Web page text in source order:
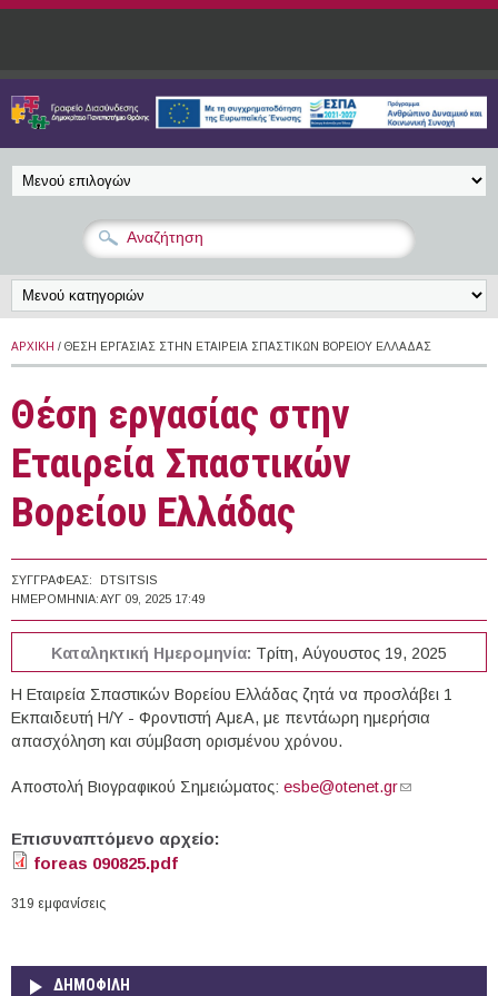
Παράκαμψη προς το κυρίως περιεχόμενο
ΑΡΧΙΚΉ / ΘΈΣΗ ΕΡΓΑΣΊΑΣ ΣΤΗΝ ΕΤΑΙΡΕΊΑ ΣΠΑΣΤΙΚΏΝ ΒΟΡΕΊΟΥ ΕΛΛΆΔΑΣ
Θέση εργασίας στην
Εταιρεία Σπαστικών
Βορείου Ελλάδας
ΣΥΓΓΡΑΦΈΑΣ:
DTSITSIS
ΗΜΕΡΟΜΗΝΊΑ:ΑΥΓ 09, 2025 17:49
Καταληκτική Ημερομηνία: Τρίτη, Αύγουστος 19, 2025
Η Εταιρεία Σπαστικών Βορείου Ελλάδας ζητά να προσλάβει 1
Εκπαιδευτή Η/Υ - Φροντιστή ΑμεΑ, με πεντάωρη ημερήσια
απασχόληση και σύμβαση ορισμένου χρόνου.
Αποστολή Βιογραφικού Σημειώματος: esbe@otenet.gr(link sends e-
Επισυναπτόμενο αρχείο:
foreas 090825.pdf
319 εμφανίσεις
ΔΗΜΟΦΙΛΗ